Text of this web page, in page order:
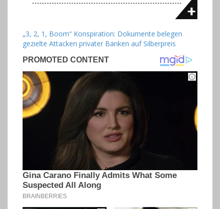
„3, 2, 1, Boom“ Konspiration: Dokumente belegen
gezielte Attacken privater Banken auf Silberpreis